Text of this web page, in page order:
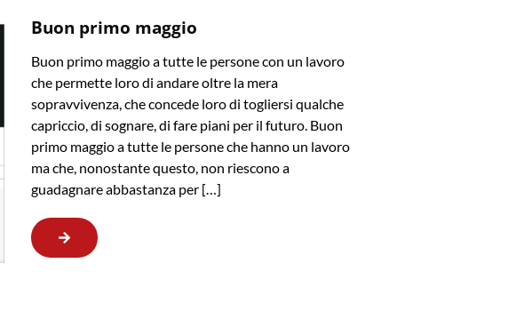
Buon primo maggio
Buon primo maggio a tutte le persone con un lavoro
che permette loro di andare oltre la mera
sopravvivenza, che concede loro di togliersi qualche
capriccio, di sognare, di fare piani per il futuro. Buon
primo maggio a tutte le persone che hanno un lavoro
ma che, nonostante questo, non riescono a
guadagnare abbastanza per […]